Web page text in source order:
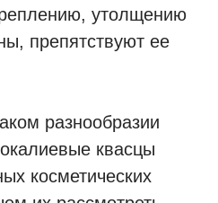
утолщению
препятствуют ее
разнообразии
квасцы
косметических